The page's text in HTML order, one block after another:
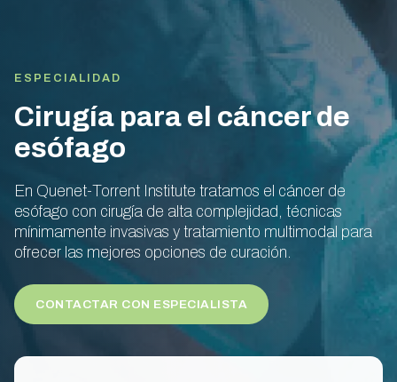
ESPECIALIDAD
Cirugía para el cáncer de
esófago
En Quenet-Torrent Institute tratamos el cáncer de
esófago con cirugía de alta complejidad, técnicas
mínimamente invasivas y tratamiento multimodal para
ofrecer las mejores opciones de curación.
CONTACTAR CON ESPECIALISTA